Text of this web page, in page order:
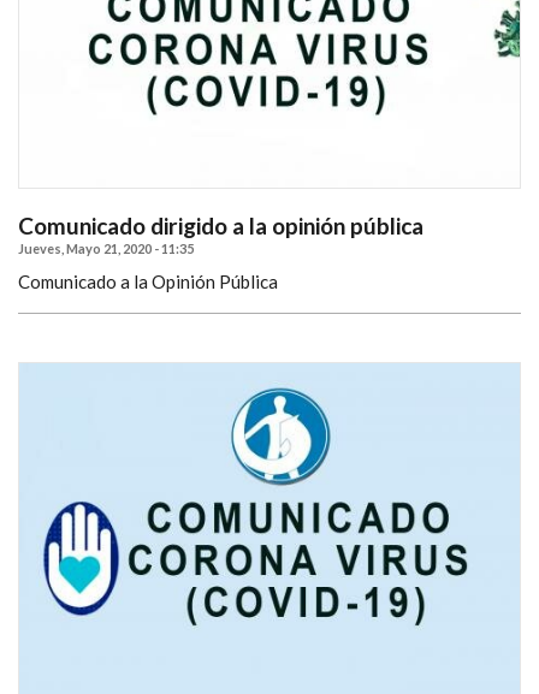
Comunicado dirigido a la opinión pública
Jueves, Mayo 21, 2020 - 11:35
Comunicado a la Opinión Pública